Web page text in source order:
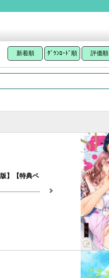
新着順 ﾀﾞｳﾝﾛｰﾄﾞ順 評価順
】【特典ペ